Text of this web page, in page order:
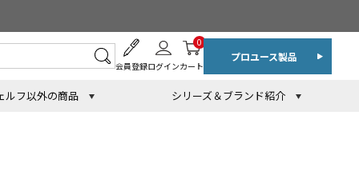
会員登録ログインカート
0
プロユース製品
ルフ以外の商品 シリーズ＆ブランド紹介